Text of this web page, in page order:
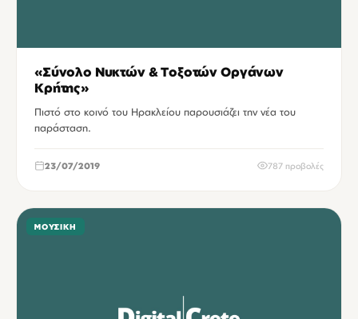
«Σύνολο Νυκτών & Τοξοτών Οργάνων
Κρήτης»
Πιστό στο κοινό του Ηρακλείου παρουσιάζει την νέα του
παράσταση.
23/07/2019 787 προβολές
ΜΟΥΣΙΚΉ